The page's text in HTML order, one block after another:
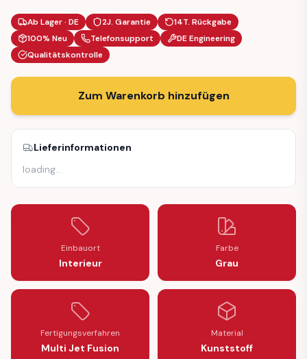
Ab Lager · DE 2J. Garantie
14T. Rückgabe
100% Neu
Telefonsupport
DE Engineering
Qualitätskontrolle
Zum Warenkorb hinzufügen
Lieferinformationen
loading…
Einbauort
Interieur
Farbe
Grau
Fertigungsverfahren
Multi Jet Fusion
Material
Kunststoff